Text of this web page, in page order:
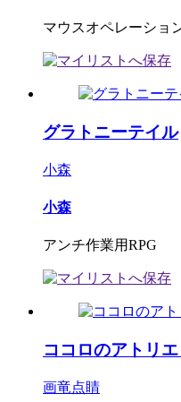
マウスオペレーショ
グラトニーテイル
小森
小森
アンチ作業用RPG
ココロのアトリ
画竜点睛